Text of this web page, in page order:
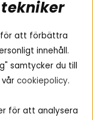
för att förbättra
innehåll.
samtycker du till
cookiepolicy.
för att analysera